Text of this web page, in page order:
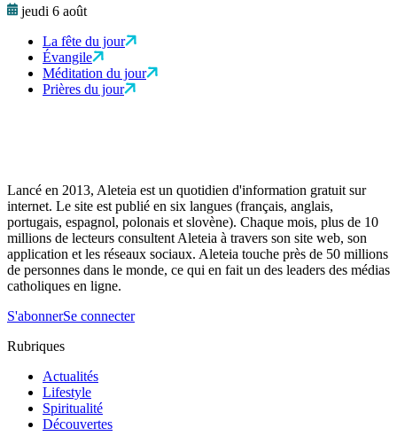
jeudi 6 août
La fête du jour
Évangile
Méditation du jour
Prières du jour
Lancé en 2013, Aleteia est un quotidien d'information gratuit sur
internet. Le site est publié en six langues (français, anglais,
portugais, espagnol, polonais et slovène). Chaque mois, plus de 10
millions de lecteurs consultent Aleteia à travers son site web, son
application et les réseaux sociaux. Aleteia touche près de 50 millions
de personnes dans le monde, ce qui en fait un des leaders des médias
catholiques en ligne.
S'abonnerSe connecter
Rubriques
Actualités
Lifestyle
Spiritualité
Découvertes